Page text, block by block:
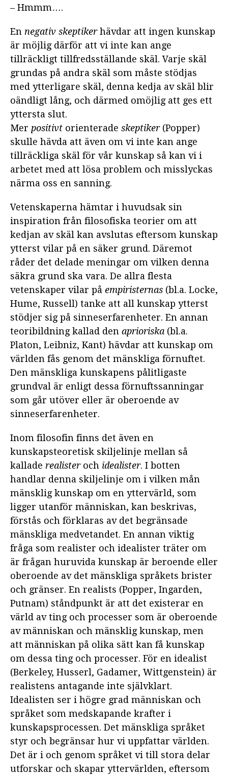
– Hmmm….
En negativ skeptikerhävdar att ingen kunskap
är möjlig därför att vi inte kan ange
tillräckligt tillfredsställande skäl. Varje skäl
grundas på andra skäl som måste stödjas
med ytterligare skäl, denna kedja av skäl blir
oändligt lång, och därmed omöjlig att ges ett
yttersta slut.
Mer positivt orienterade skeptiker(Popper)
skulle hävda att även om vi inte kan ange
tillräckliga skäl för vår kunskap så kan vi i
arbetet med att lösa problem och misslyckas
närma oss en sanning.
Vetenskaperna hämtar i huvudsak sin
inspiration från filosofiska teorier om att
kedjan av skäl kan avslutas eftersom kunskap
ytterst vilar på en säker grund. Däremot
råder det delade meningar om vilken denna
säkra grund ska vara. De allra flesta
vetenskaper vilar på empiristernas (bl.a. Locke,
Hume, Russell) tanke att all kunskap ytterst
stödjer sig på sinneserfarenheter. En annan
teoribildning kallad den aprioriska (bl.a.
Platon, Leibniz, Kant) hävdar att kunskap om
världen fås genom det mänskliga förnuftet.
Den mänskliga kunskapens pålitligaste
grundval är enligt dessa förnuftssanningar
som går utöver eller är oberoende av
sinneserfarenheter.
Inom filosofin finns det även en
kunskapsteoretisk skiljelinje mellan så
kallade realister och idealister. I botten
handlar denna skiljelinje om i vilken mån
mänsklig kunskap om en yttervärld, som
ligger utanför människan, kan beskrivas,
förstås och förklaras av det begränsade
mänskliga medvetandet. En annan viktig
fråga som realister och idealister träter om
är frågan huruvida kunskap är beroende eller
oberoende av det mänskliga språkets brister
och gränser. En realists (Popper, Ingarden,
Putnam) ståndpunkt är att det existerar en
värld av ting och processer som är oberoende
av människan och mänsklig kunskap, men
att människan på olika sätt kan få kunskap
om dessa ting och processer. För en idealist
(Berkeley, Husserl, Gadamer, Wittgenstein) är
realistens antagande inte självklart.
Idealisten ser i högre grad människan och
språket som medskapande krafter i
kunskapsprocessen. Det mänskliga språket
styr och begränsar hur vi uppfattar världen.
Det är i och genom språket vi till stora delar
utforskar och skapar yttervärlden, eftersom